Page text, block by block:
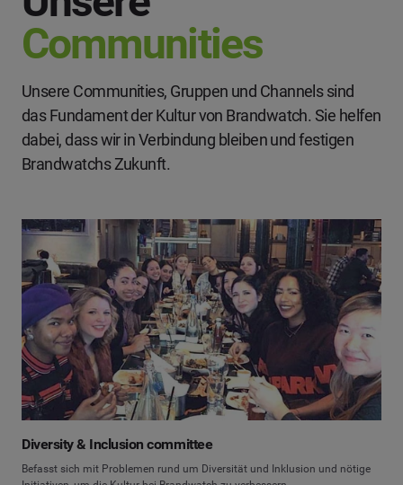
Communities
Unsere Communities, Gruppen und Channels sind
das Fundament der Kultur von Brandwatch. Sie helfen
dabei, dass wir in Verbindung bleiben und festigen
Brandwatchs Zukunft.
Diversity & Inclusion committee
Befasst sich mit Problemen rund um Diversität und Inklusion und nötige